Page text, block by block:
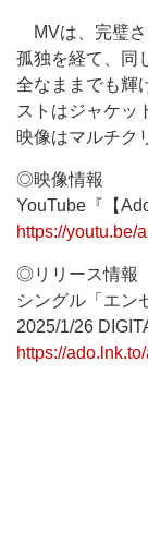
MVは、完璧さ
孤独を経て、同
全なままでも輝
ストはジャケッ
映像はマルチク
◎映像情報
YouTube『【
https://youtu.be/
◎リリース情報
シングル「エン
2025/1/26
https://